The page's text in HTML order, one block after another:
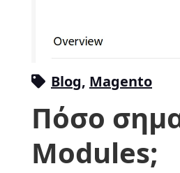
Blog, Magento
Πόσο
Modules;